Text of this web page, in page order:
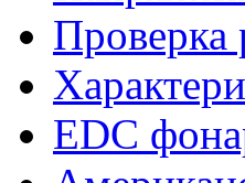
Проверка
EDC